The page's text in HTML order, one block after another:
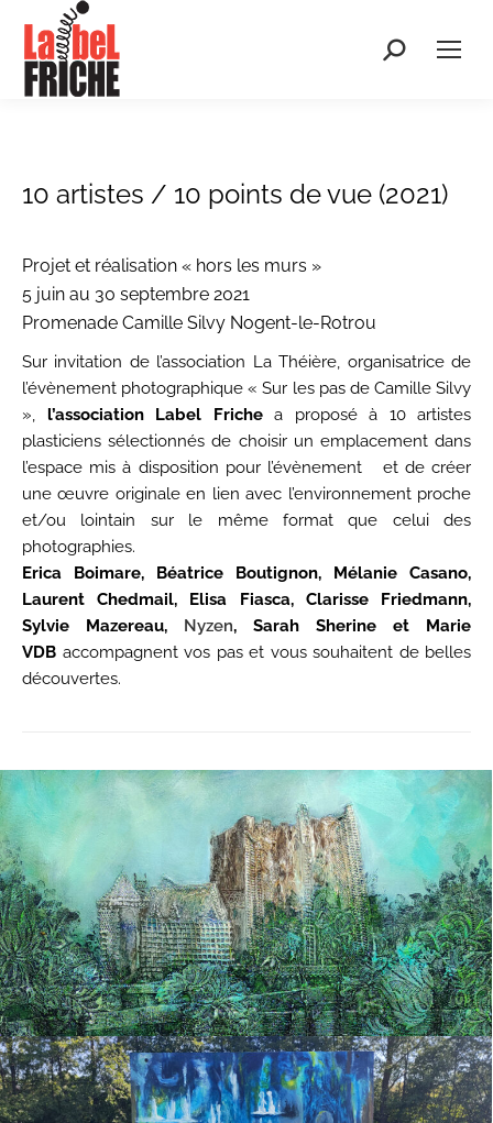
Recherche
10 artistes / 10 points de vue (2021)
Projet et réalisation « hors les murs »
5 juin au 30 septembre 2021
Promenade Camille Silvy Nogent-le-Rotrou
Sur invitation de l’association La Théière, organisatrice de
l’évènement photographique « Sur les pas de Camille Silvy
», l’association Label Frichea proposé à 10 artistes
plasticiens sélectionnés de choisir un emplacement dans
l’espace mis à disposition pour l’évènement et de créer
une œuvre originale en lien avec l’environnement proche
et/ou lointain sur le même format que celui des
photographies.
Erica Boimare, Béatrice Boutignon, Mélanie Casano,
Laurent Chedmail, Elisa Fiasca, Clarisse Friedmann,
Sylvie Mazereau, Nyzen, Sarah Sherine et Marie
VDB accompagnent vos pas et vous souhaitent de belles
découvertes.